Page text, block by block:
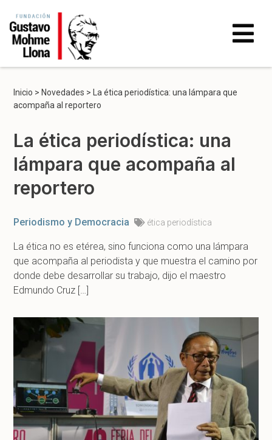
Inicio > Novedades >
La ética periodística: una lámpara que
acompaña al reportero
La ética periodística: una
lámpara que acompaña al
reportero
Periodismo y Democracia ética periodística
La ética no es etérea, sino funciona como una lámpara
que acompaña al periodista y que muestra el camino por
donde debe desarrollar su trabajo, dijo el maestro
Edmundo Cruz […]